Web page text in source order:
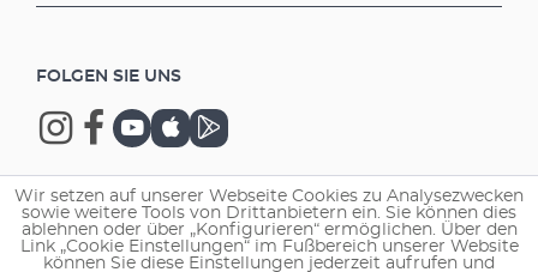
FOLGEN SIE UNS
Copyright © 2026 EHEIM GmbH & Co. KG.
Wir setzen auf unserer Webseite Cookies zu Analysezwecken
sowie weitere Tools von Drittanbietern ein. Sie können dies
ablehnen oder über „Konfigurieren“ ermöglichen. Über den
Link „Cookie Einstellungen“ im Fußbereich unserer Website
können Sie diese Einstellungen jederzeit aufrufen und